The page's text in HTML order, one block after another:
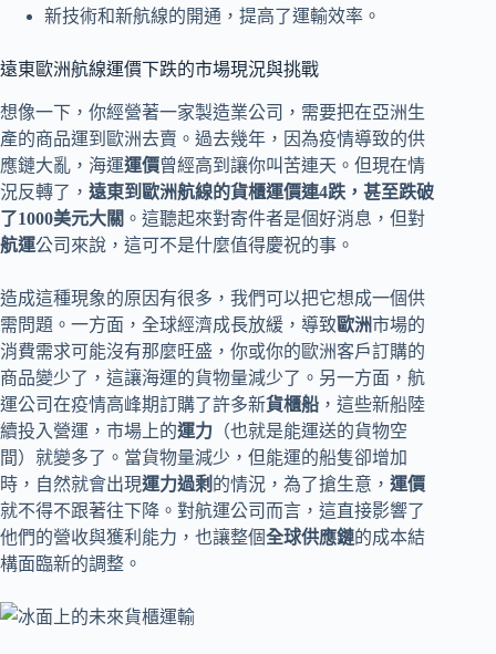
新技術和新航線的開通，提高了運輸效率。
遠東歐洲航線運價下跌的市場現況與挑戰
想像一下，你經營著一家製造業公司，需要把在亞洲生
產的商品運到歐洲去賣。過去幾年，因為疫情導致的供
應鏈大亂，海運運價曾經高到讓你叫苦連天。但現在情
況反轉了， 遠東到歐洲航線的貨櫃運價連4跌，甚至跌破
了1000美元大關 。這聽起來對寄件者是個好消息，但對
航運公司來說，這可不是什麼值得慶祝的事。
造成這種現象的原因有很多，我們可以把它想成一個供
需問題。一方面，全球經濟成長放緩，導致 歐洲市場的
消費需求可能沒有那麼旺盛，你或你的歐洲客戶訂購的
商品變少了，這讓海運的貨物量減少了。另一方面，航
運公司在疫情高峰期訂購了許多新貨櫃船 ，這些新船陸
續投入營運，市場上的運力 （也就是能運送的貨物空
間）就變多了。當貨物量減少，但能運的船隻卻增加
時，自然就會出現運力過剩 的情況，為了搶生意， 運價
就不得不跟著往下降。對航運公司而言，這直接影響了
他們的營收與獲利能力，也讓整個全球供應鏈的成本結
構面臨新的調整。